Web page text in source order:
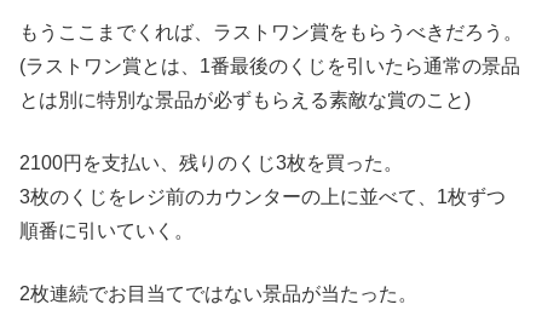
もうここまでくれば、ラストワン賞をもらうべきだろう。
(ラストワン賞とは、1番最後のくじを引いたら通常の景品
とは別に特別な景品が必ずもらえる素敵な賞のこと)
2100円を支払い、残りのくじ3枚を買った。
3枚のくじをレジ前のカウンターの上に並べて、1枚ずつ
順番に引いていく。
2枚連続でお目当てではない景品が当たった。